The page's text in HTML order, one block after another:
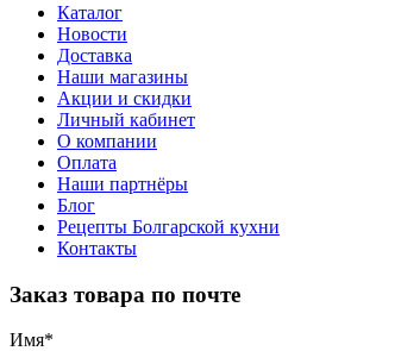
Каталог
Новости
Доставка
Наши магазины
Акции и скидки
Личный кабинет
О компании
Оплата
Наши партнёры
Блог
Рецепты Болгарской кухни
Контакты
Заказ товара по почте
Имя*